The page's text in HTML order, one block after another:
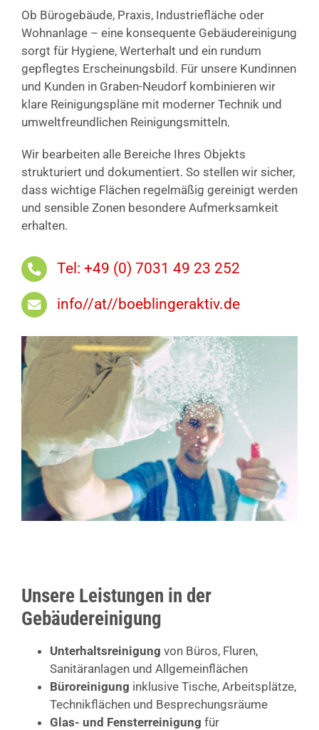
Ob Bürogebäude, Praxis, Industriefläche oder
Wohnanlage – eine konsequente Gebäudereinigung
sorgt für Hygiene, Werterhalt und ein rundum
gepflegtes Erscheinungsbild. Für unsere Kundinnen
und Kunden in Graben-Neudorf kombinieren wir
klare Reinigungspläne mit moderner Technik und
umweltfreundlichen Reinigungsmitteln.
Wir bearbeiten alle Bereiche Ihres Objekts
strukturiert und dokumentiert. So stellen wir sicher,
dass wichtige Flächen regelmäßig gereinigt werden
und sensible Zonen besondere Aufmerksamkeit
erhalten.
Tel: +49 (0) 7031 49 23 252
info//at//boeblingeraktiv.de
Unsere Leistungen in der
Gebäudereinigung
Unterhaltsreinigung von Büros, Fluren,
Sanitäranlagen und Allgemeinflächen
Büroreinigung inklusive Tische, Arbeitsplätze,
Technikflächen und Besprechungsräume
Glas- und Fensterreinigung für